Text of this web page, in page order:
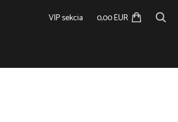
VIP sekcia 0,00 EUR